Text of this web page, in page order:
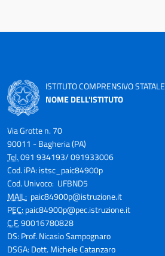
ISTITUTO COMPRENSIVO STATALE
NOME DELL'ISTITUTO
Via Grotte n. 70
90011 - Bagheria (PA)
Tel.091 934193/ 091933006
Cod. iPA: istsc_paic84900p
Cod. Univoco: UFBND5
MAIL: paic84900p@istruzione.it
PEC:paic84900p@pec.istruzione.it
C.F.90016780828
DS: Prof. Nicasio Sampognaro
DSGA: Dott. Michele Catanzaro